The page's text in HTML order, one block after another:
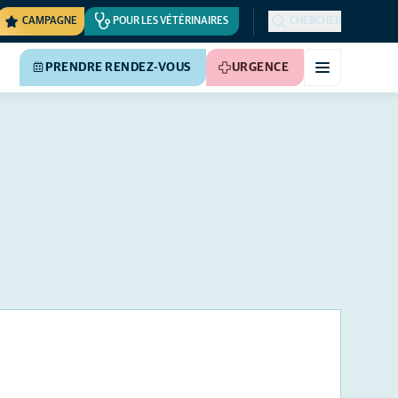
CAMPAGNE POUR LES VÉTÉRINAIRES CHERCHER
PRENDRE RENDEZ-VOUS URGENCE